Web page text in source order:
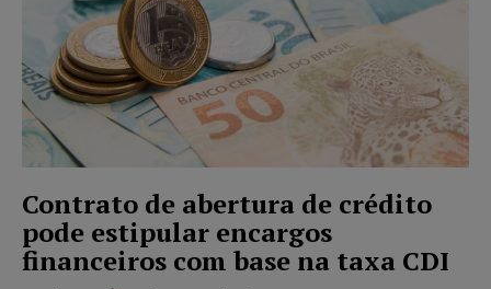
Contrato de abertura de crédito
pode estipular encargos
financeiros com base na taxa CDI